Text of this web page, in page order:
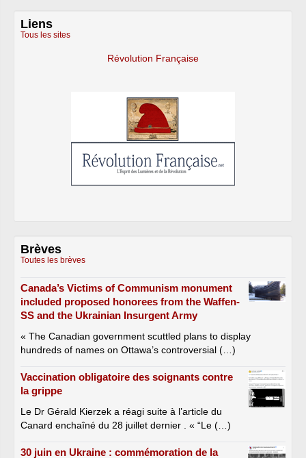
Liens
Tous les sites
Révolution Française
Brèves
Toutes les brèves
Canada’s Victims of Communism monument
included proposed honorees from the Waffen-
SS and the Ukrainian Insurgent Army
« The Canadian government scuttled plans to display
hundreds of names on Ottawa’s controversial (…)
Vaccination obligatoire des soignants contre
la grippe
Le Dr Gérald Kierzek a réagi suite à l’article du
Canard enchaîné du 28 juillet dernier . « “Le (…)
30 juin en Ukraine : commémoration de la